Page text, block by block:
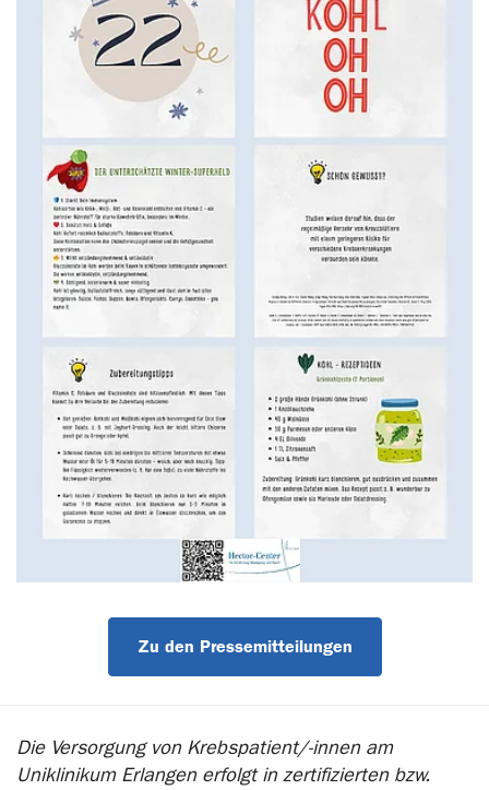
Zu den Pressemitteilungen
Die Versorgung von Krebspatient/-innen am
Uniklinikum Erlangen erfolgt in zertifizierten bzw.